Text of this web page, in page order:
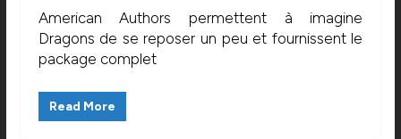
American Authors permettent à imagine
Dragons de se reposer un peu et fournissent le
package complet
Read More